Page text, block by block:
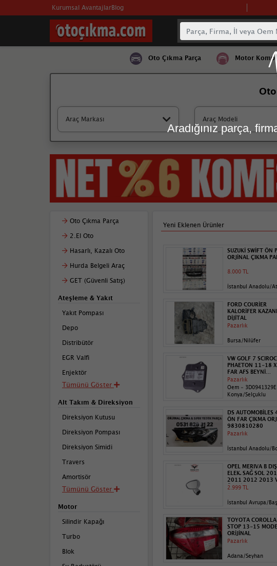
Kurumsal AvantajlarBlog
Oto Çıkma Parça Motor
Araç Markası Araç Modeli
Oto Çıkma Parça
2.El Oto
Hasarlı, Kazalı Oto
Hurda Belgeli Araç
GET (Güvenli Satış)
Ateşleme & Yakıt
Yakıt Pompası
Depo
Distribütör
EGR Valfi
Enjektör
Tümünü Göster
Alt Takım & Direksiyon
Direksiyon Kutusu
Direksiyon Pompası
Direksiyon Simidi
Travers
Amortisör
Tümünü Göster
Motor
Silindir Kapağı
Turbo
Blok
Yeni Eklenen Ürünler
SUZUKİ SWİFT ÖN
ORJİNAL ÇIKMA
8.000 TL
İstanbul Anadolu/
FORD COURİER
KALORİFER KAZANI
DİJİTAL
Pazarlık
Bursa/Nilüfer
VW GOLF 7
PHAETON 11-18
FAR AFS BEYNİ
3D0941329E
Pazarlık
Oem - 3D0941329E
Konya/Selçuklu
DS AUTOMOBİLES
ÖN FAR ÇIKMA
9830810280
Pazarlık
İstanbul Anadolu/
OPEL MERIVA B
ELEK. SAĞ SOL
2011 2012 2013
ÜZERİ
2.999 TL
İstanbul Avrupa/
TOYOTA
STOP 13-15
ORİJİNAL
Pazarlık
Adana/Seyhan
Aradığınız parça,